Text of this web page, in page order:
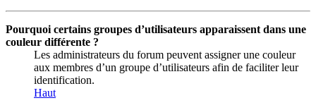
Pourquoi certains groupes d’utilisateurs apparaissent dans une
couleur différente ?
Les administrateurs du forum peuvent assigner une couleur
aux membres d’un groupe d’utilisateurs afin de faciliter leur
identification.
Haut